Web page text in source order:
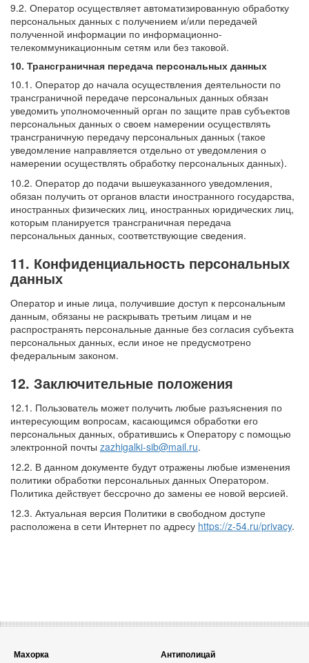
9.2. Оператор осуществляет автоматизированную обработку
персональных данных с получением и/или передачей
полученной информации по информационно-
телекоммуникационным сетям или без таковой.
10. Трансграничная передача персональных данных
10.1. Оператор до начала осуществления деятельности по
трансграничной передаче персональных данных обязан
уведомить уполномоченный орган по защите прав субъектов
персональных данных о своем намерении осуществлять
трансграничную передачу персональных данных (такое
уведомление направляется отдельно от уведомления о
намерении осуществлять обработку персональных данных).
10.2. Оператор до подачи вышеуказанного уведомления,
обязан получить от органов власти иностранного государства,
иностранных физических лиц, иностранных юридических лиц,
которым планируется трансграничная передача
персональных данных, соответствующие сведения.
11. Конфиденциальность персональных
данных
Оператор и иные лица, получившие доступ к персональным
данным, обязаны не раскрывать третьим лицам и не
распространять персональные данные без согласия субъекта
персональных данных, если иное не предусмотрено
федеральным законом.
12. Заключительные положения
12.1. Пользователь может получить любые разъяснения по
интересующим вопросам, касающимся обработки его
персональных данных, обратившись к Оператору с помощью
электронной почты zazhigalki-sib@mail.ru.
12.2. В данном документе будут отражены любые изменения
политики обработки персональных данных Оператором.
Политика действует бессрочно до замены ее новой версией.
12.3. Актуальная версия Политики в свободном доступе
расположена в сети Интернет по адресу https://z-54.ru/privacy.
Махорка Антиполицай